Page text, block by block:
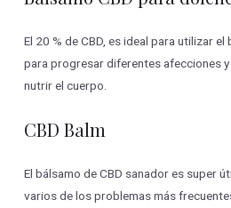
El 20 % de CBD, es ideal para utilizar
para progresar diferentes afecciones
nutrir el cuerpo.
CBD Balm
El bálsamo de CBD sanador es super
varios de los problemas más